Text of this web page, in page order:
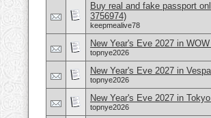
Buy real and fake passport
3756974)
keepmealive78
New Year's Eve 2027 in
topnye2026
New Year's Eve 2027 in
topnye2026
New Year's Eve 2027 in
topnye2026